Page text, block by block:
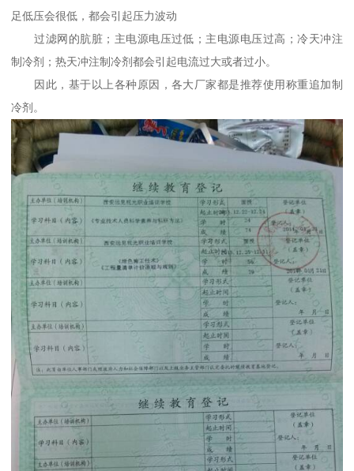
足低压会很低，都会引起压力波动
过滤网的肮脏；主电源电压过低；主电源电压过高；冷天冲注
制冷剂；热天冲注制冷剂都会引起电流过大或者过小。
因此，基于以上各种原因，各大厂家都是推荐使用称重追加制
冷剂。